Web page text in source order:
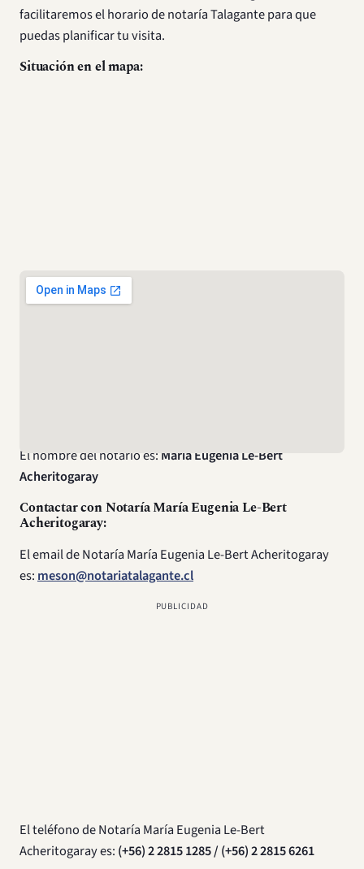
facilitaremos el horario de notaría Talagante para que
puedas planificar tu visita.
Situación en el mapa:
Cómo llegar
El nombre del notario es: María Eugenia Le-Bert
Acheritogaray
Contactar con Notaría María Eugenia Le-Bert
Acheritogaray:
El email de Notaría María Eugenia Le-Bert Acheritogaray
es:meson@notariatalagante.cl
PUBLICIDAD
El teléfono de Notaría María Eugenia Le-Bert
Acheritogaray es: (+56) 2 2815 1285 / (+56) 2 2815 6261